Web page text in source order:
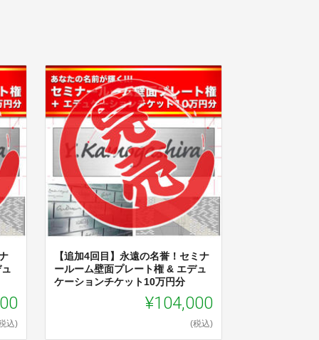
込)
【追加4回目】永遠の名誉！セミナ
ールーム壁面プレート権 & エデュ
ケーションチケット10万円分
¥104,000
(税込)